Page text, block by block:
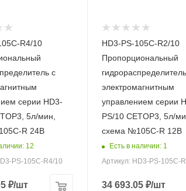
R4/10
с
серии HD3-
5л/мин,
R 24В
12
PS-105C-R4/10
₽/шт
HD3-PS-105C-R2/10
Пропорциональный
электромагнитным
управлением серии
PS/10 CETOP3, 5л/
схема №105C-R 12В
Есть в наличии: 1
Артикул: HD3-PS-105C-
34 693.05₽/шт